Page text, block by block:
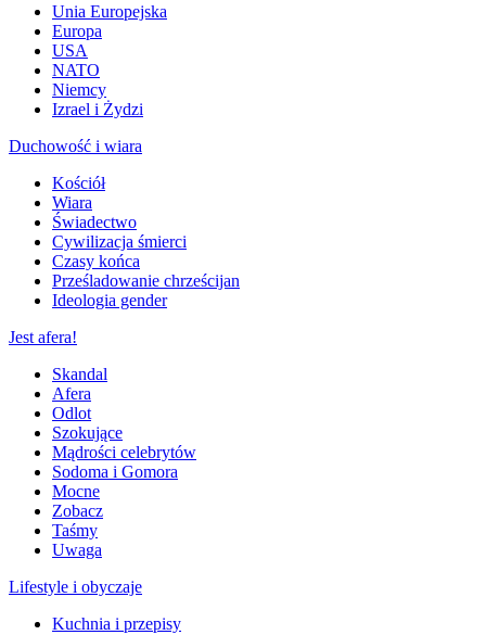
Unia Europejska
Europa
USA
NATO
Niemcy
Izrael i Żydzi
Duchowość i wiara
Kościół
Wiara
Świadectwo
Cywilizacja śmierci
Czasy końca
Prześladowanie chrześcijan
Ideologia gender
Jest afera!
Skandal
Afera
Odlot
Szokujące
Mądrości celebrytów
Sodoma i Gomora
Mocne
Zobacz
Taśmy
Uwaga
Lifestyle i obyczaje
Kuchnia i przepisy